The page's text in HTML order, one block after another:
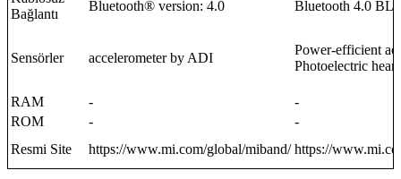
Bağlantı
Bluetooth® version: 4.0 Bluetooth 4.0
Sensörler accelerometer by ADI
Power-efficient
Photoelectric
RAM -
-
ROM
-
-
Resmi Site
https://www.mi.com/global/miband/ https://